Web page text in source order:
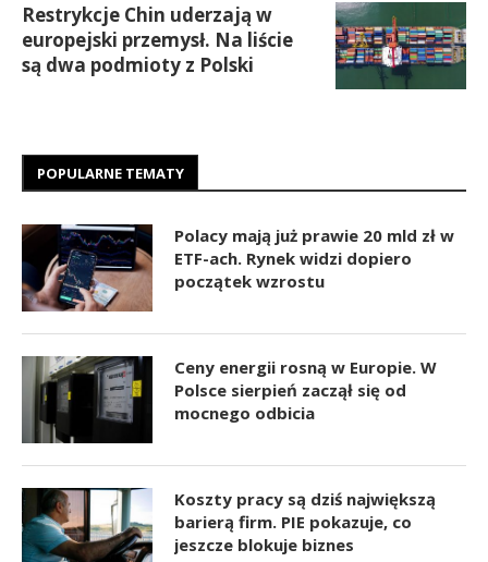
Restrykcje Chin uderzają w
europejski przemysł. Na liście
są dwa podmioty z Polski
POPULARNE TEMATY
Polacy mają już prawie 20 mld zł w
ETF-ach. Rynek widzi dopiero
początek wzrostu
Ceny energii rosną w Europie. W
Polsce sierpień zaczął się od
mocnego odbicia
Koszty pracy są dziś największą
barierą firm. PIE pokazuje, co
jeszcze blokuje biznes